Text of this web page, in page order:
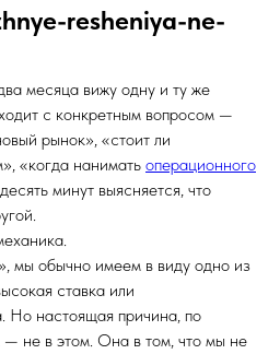
resheniya-ne-
месяца вижу одну и ту же
с конкретным вопросом —
рынок», «стоит ли
«когда нанимать операционного
минут выясняется, что
мы обычно имеем в виду одно из
ставка или
Но настоящая причина, по
— не в этом. Она в том, что мы не